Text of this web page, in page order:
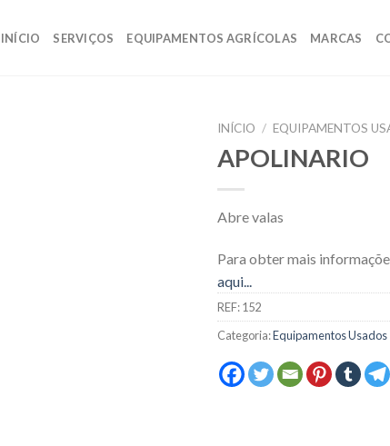
INÍCIO SERVIÇOS EQUIPAMENTOS AGRÍCOLAS MARCAS
INÍCIO / EQUIPAMENTOS
APOLINARIO
Abre valas
Para obter mais
aqui...
REF:152
Categoria:Equipamentos Usados